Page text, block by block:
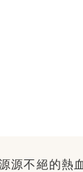
源不絕的熱